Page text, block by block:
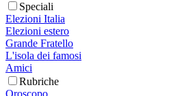
Speciali
Elezioni Italia
Elezioni estero
Grande Fratello
L'isola dei famosi
Amici
Rubriche